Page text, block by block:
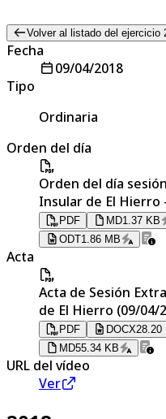
Volver al listado del ejercicio
Fecha
09/04/2018
Tipo
Ordinaria
Orden del día
Orden del día
Insular de El Hierro
PDF MD1.37 KB
ODT1.86 MB
Acta
Acta de Sesión
de El Hierro (09/04/
PDF DOCX28.20
MD55.34 KB
URL del vídeo
Ver